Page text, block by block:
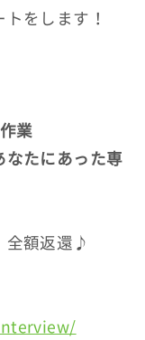
をします！
業
なたにあった専
全額返還♪